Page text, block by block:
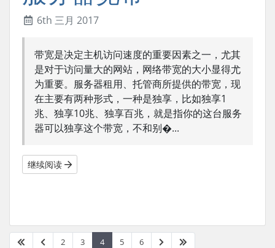
6th 三月 2017
带宽是决定主机访问速度的重要因素之一，尤其
是对于访问量大的网站，网络带宽的大小显得尤
为重要。服务器租用、托管商所提供的带宽，现
在主要有两种形式，一种是独享，比如独享1
兆、独享10兆、独享百兆，就是指你的这台服务
器可以独享这个带宽，不和别�...
继续阅读
2 3 4 5 6